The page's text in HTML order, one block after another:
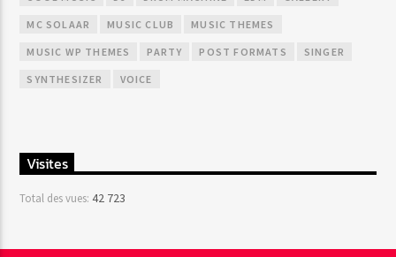
MC SOLAAR MUSIC CLUB MUSIC THEMES
MUSIC WP THEMES PARTY POST FORMATS SINGER
SYNTHESIZER VOICE
Visites
Total des vues:42 723